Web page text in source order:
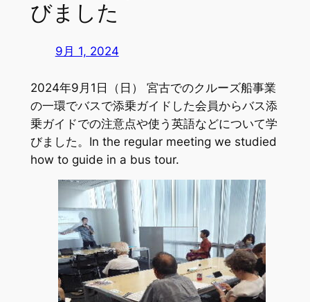
びました
9月 1, 2024
2024年9月1日（日） 宮古でのクルーズ船事業
の一環でバスで添乗ガイドした会員からバス添
乗ガイドでの注意点や使う英語などについて学
びました。In the regular meeting we studied
how to guide in a bus tour.